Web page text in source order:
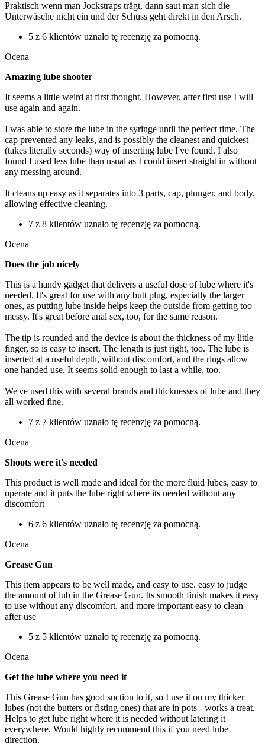
Praktisch wenn man Jockstraps trägt, dann saut man sich die
Unterwäsche nicht ein und der Schuss geht direkt in den Arsch.
5 z 6 klientów uznało tę recenzję za pomocną.
Ocena
Amazing lube shooter
It seems a little weird at first thought. However, after first use I will
use again and again.
I was able to store the lube in the syringe until the perfect time. The
cap prevented any leaks, and is possibly the cleanest and quickest
(takes literally seconds) way of inserting lube I've found. I also
found I used less lube than usual as I could insert straight in without
any messing around.
It cleans up easy as it separates into 3 parts, cap, plunger, and body,
allowing effective cleaning.
7 z 8 klientów uznało tę recenzję za pomocną.
Ocena
Does the job nicely
This is a handy gadget that delivers a useful dose of lube where it's
needed. It's great for use with any butt plug, especially the larger
ones, as putting lube inside helps keep the outside from getting too
messy. It's great before anal sex, too, for the same reason.
The tip is rounded and the device is about the thickness of my little
finger, so is easy to insert. The length is just right, too. The lube is
inserted at a useful depth, without discomfort, and the rings allow
one handed use. It seems solid enough to last a while, too.
We've used this with several brands and thicknesses of lube and they
all worked fine.
7 z 7 klientów uznało tę recenzję za pomocną.
Ocena
Shoots were it's needed
This product is well made and ideal for the more fluid lubes, easy to
operate and it puts the lube right where its needed without any
discomfort
6 z 6 klientów uznało tę recenzję za pomocną.
Ocena
Grease Gun
This item appears to be well made, and easy to use. easy to judge
the amount of lub in the Grease Gun. Its smooth finish makes it easy
to use without any discomfort. and more important easy to clean
after use
5 z 5 klientów uznało tę recenzję za pomocną.
Ocena
Get the lube where you need it
This Grease Gun has good suction to it, so I use it on my thicker
lubes (not the butters or fisting ones) that are in pots - works a treat.
Helps to get lube right where it is needed without latering it
everywhere. Would highly recommend this if you need lube
direction.